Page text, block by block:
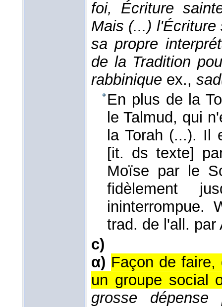
foi, Écriture
Mais (...) l'Écriture
sa propre
de la Tradition
rabbinique ex.,
En plus de la
le Talmud, qui
la Torah (...). Il
[it. ds texte]
Moïse par le
fidèlement
ininterrompue.
trad. de l'all. par
c)
α) Façon de faire,
un groupe social
grosse dépense